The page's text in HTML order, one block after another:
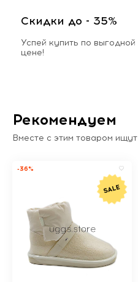
Скидки до - 35%
Успей купить по выгодной
цене!
Рекомендуем
Вместе с этим товаром ищут
-36%